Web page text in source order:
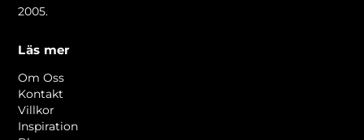
2005.
Läs mer
Om Oss
Kontakt
Villkor
Inspiration